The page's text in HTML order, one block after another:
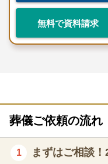
無料で資料請求
葬儀ご依頼の流れ
1
まずはご相談